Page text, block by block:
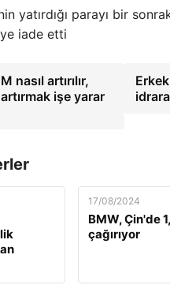
iade etti
nasıl artırılır,
işe yarar
17/08/2024
BMW, Çin'de
çağırıyor